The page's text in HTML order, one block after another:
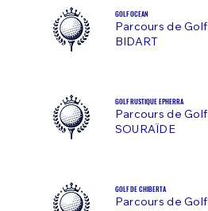
GOLF OCEAN
Parcours de Golf
BIDART
GOLF RUSTIQUE EPHERRA
Parcours de Golf
SOURAÏDE
GOLF DE CHIBERTA
Parcours de Golf